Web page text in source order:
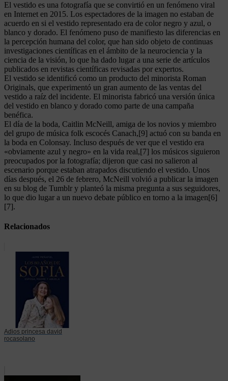
El vestido es una fotografía que se convirtió en un fenómeno viral
en Internet en 2015. Los espectadores de la imagen no estaban de
acuerdo en si el vestido representado era de color negro y azul, o
blanco y dorado. El fenómeno puso de manifiesto las diferencias en
la percepción humana del color, que han sido objeto de continuas
investigaciones científicas en el ámbito de la neurociencia y la
ciencia de la visión, lo que ha dado lugar a una serie de artículos
publicados en revistas científicas revisadas por expertos.
El vestido se identificó como un producto del minorista Roman
Originals, que experimentó un gran aumento de las ventas del
vestido a raíz del incidente. El minorista fabricó una versión única
del vestido en blanco y dorado como parte de una campaña
benéfica.
El día de la boda, Caitlin McNeill, amiga de los novios y miembro
del grupo de música folk escocés Canach,[9] actuó con su banda en
la boda en Colonsay. Incluso después de ver que el vestido era
«obviamente azul y negro» en la vida real,[7] los músicos siguieron
preocupados por la fotografía; dijeron que casi no salieron al
escenario porque estaban atrapados discutiendo el vestido. Unos
días después, el 26 de febrero, McNeill volvió a publicar la imagen
en su blog de Tumblr y planteó la misma pregunta a sus seguidores,
lo que dio lugar a un nuevo debate público en torno a la imagen[6]
[7].
Relacionados
Adios princesa david
rocasolano